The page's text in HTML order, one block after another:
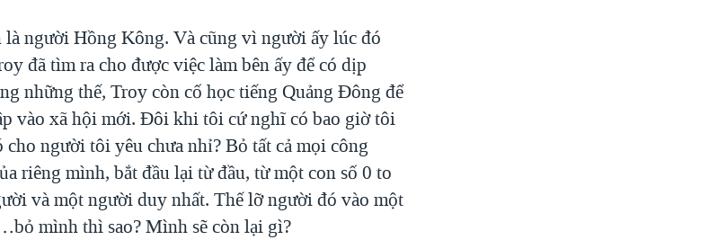
người Hồng Kông. Và cũng vì người ấy lúc đó
đã tìm ra cho được việc làm bên ấy để có dịp
những thế, Troy còn cố học tiếng Quảng Đông để
vào xã hội mới. Đôi khi tôi cứ nghĩ có bao giờ tôi
cho người tôi yêu chưa nhỉ? Bỏ tất cả mọi công
riêng mình, bắt đầu lại từ đầu, từ một con số 0 to
và một người duy nhất. Thế lỡ người đó vào một
mình thì sao? Mình sẽ còn lại gì?